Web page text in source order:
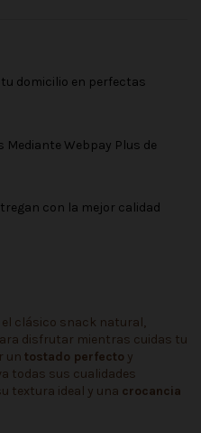
domicilio en perfectas
Webpay Plus de
con la mejor calidad
el clásico snack natural,
disfrutar mientras cuidas tu
un tostado perfecto y
todas sus cualidades
textura ideal y una crocancia